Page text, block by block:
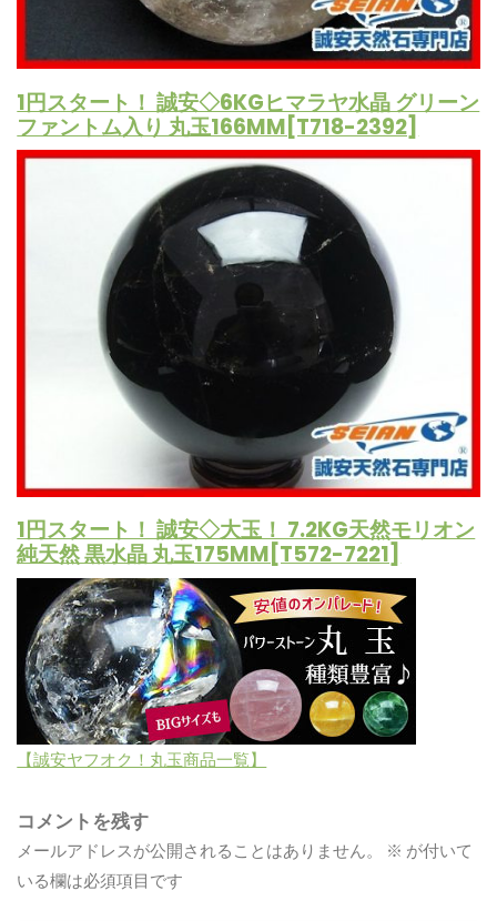
1円スタート！ 誠安◇6KGヒマラヤ水晶 グリーン
ファントム入り 丸玉166MM[T718-2392]
1円スタート！ 誠安◇大玉！ 7.2KG天然モリオン
純天然 黒水晶 丸玉175MM[T572-7221]
【誠安ヤフオク！丸玉商品一覧】
コメントを残す
メールアドレスが公開されることはありません。 ※ が付いて
いる欄は必須項目です